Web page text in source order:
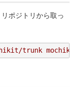
ポジトリから取っ
trunk